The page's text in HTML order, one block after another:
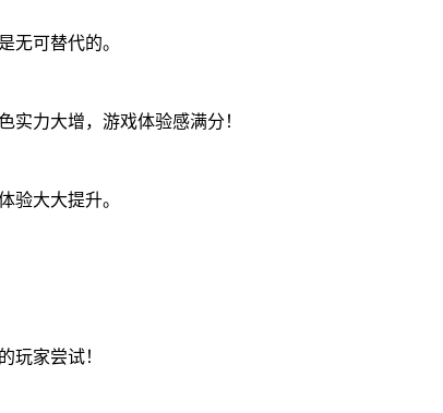
无可替代的。
力大增，游戏体验感满分！
验大大提升。
玩家尝试！